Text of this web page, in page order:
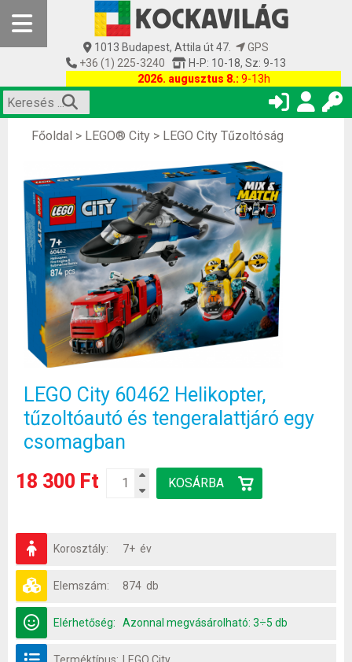
1013 Budapest, Attila út 47.
GPS
+36 (1) 225-3240
H-P: 10-18, Sz: 9-13
2026. augusztus 8.: 9-13h
Főoldal > LEGO® City > LEGO City Tűzoltóság
LEGO City 60462 Helikopter,
tűzoltóautó és tengeralattjáró egy
csomagban
18 300 Ft
Korosztály: 7+ év
Elemszám: 874 db
Elérhetőség: Azonnal megvásárolható: 3÷5 db